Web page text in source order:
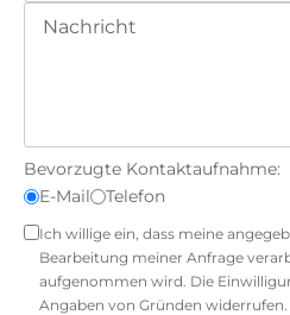
Bevorzugte Kontaktaufnahme:
E-Mail
Telefon
Ich willige ein, dass meine
Bearbeitung meiner Anfrage
aufgenommen wird. Die
Angaben von Gründen widerrufen.